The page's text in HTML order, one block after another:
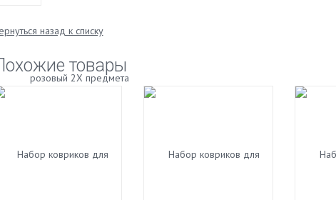
назад к списку
товары